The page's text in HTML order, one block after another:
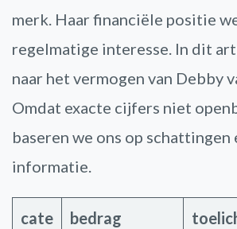
merk. Haar financiële positie
regelmatige interesse. In dit
naar het vermogen van Debby
Omdat exacte cijfers niet
baseren we ons op schattingen
informatie.
cate
bedrag